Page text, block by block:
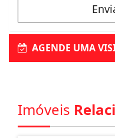
AGENDE UMA
Imóveis